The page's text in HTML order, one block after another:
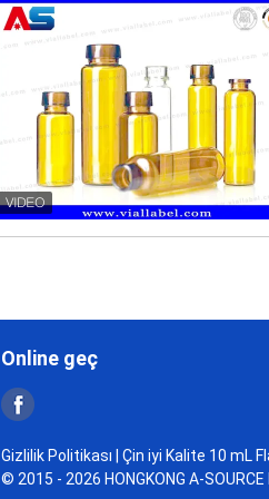
Online geç
Gizlilik Politikası | Çin iyi Kalite 10 mL
© 2015 - 2026 HONGKONG A-